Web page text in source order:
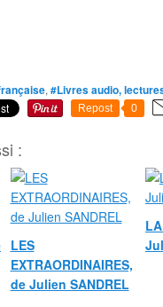
, #Livres audio,
Repost 0
:
LES
EXTRAORDINAIRES,
de Julien SANDREL